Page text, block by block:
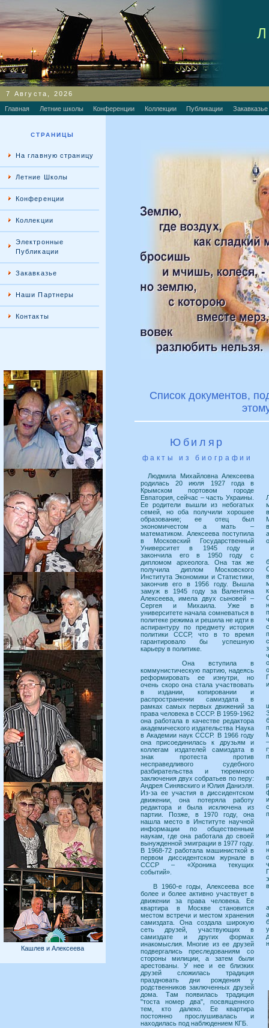
7 Августа, 2026
Главная Летние школы Конференции Коллекции Публикации Закавказье
СТРАНИЦЫ
На главную страницу
Летние Школы
Конференции
Коллекции
Электронные
Публикации
Закавказье
Наши Партнеры
Контакты
Кашлев и Алексеева
Список документов,
Юбиляр
факты из биографии
Людмила Михайловна Алексеева
родилась 20 июля 1927 года в
Крымском портовом городе
Евпатория, сейчас – часть Украины.
Ее родители вышли из небогатых
семей, но оба получили хорошее
образование; ее отец был
экономичестом а мать –
математиком. Алексеева поступила
в Московский Государственный
Университет в 1945 году и
закончила его в 1950 году с
дипломом археолога. Она так же
получила диплом Московского
Института Экономики и Статистики,
закончив его в 1956 году. Вышла
замуж в 1945 году за Валентина
Алексеева, имела двух сыновей –
Сергея и Михаила. Уже в
университете начала сомневаться в
политеке режима и решила не идти в
аспирантуру по предмету история
политики СССР, что в то время
гарантировало бы успешную
карьеру в политике.
Она вступила в
коммунистическую партию, надеясь
реформировать ее изнутри, но
очень скоро она стала участвовать
в издании, копировании и
распространении самиздата в
рамках самых первых движений за
права человека в СССР. В 1959-1962
она работала в качестве редактора
академического издательства Наука
в Академии наук СССР. В 1966 году
она присоединилась к друзьям и
коллегам издателей самиздата в
знак протеста против
несправедливого судебного
разбирательства и тюремного
заключения двух собратьев по перу:
Андрея Синявскиго и Юлия Даниэля.
Из-за ее участия в диссидентском
движении, она потеряла работу
редактора и была исключена из
партии. Позже, в 1970 году, она
нашла место в Институте научной
информации по общественным
наукам, где она работала до своей
вынужденной эмиграции в 1977 году.
В 1968-72 работала машинисткой в
первом диссидентском журнале в
СССР – «Хроника текущих
событий».
В 1960-е годы, Алексеева все
более и более активно участвует в
движении за права человека. Ее
квартира в Москве становится
местом встречи и местом хранения
самиздата. Она создала широкую
сеть друзей, участвующих в
самиздате и других формах
инакомыслия. Многие из ее друзей
подвергались преследованиям со
стороны милиции, а затем были
арестованы. У нее и ее близких
друзей сложилась традиция
праздновать дни рождения у
родственников заключенных друзей
дома. Там появилась традиция
"тоста номер два", посвященного
тем, кто далеко. Ее квартира
постоянно прослушивалась и
находилась под наблюдением КГБ.